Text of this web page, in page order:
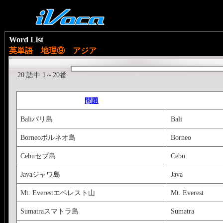
Word List
英単語 地理⑨ アジア
20 語中 1～20番
問題
Baliバリ島 Bali
Borneoボルネオ島 Borneo
Cebuセブ島 Cebu
Javaジャワ島 Java
Mt. Everestエベレスト山 Mt. Everest
Sumatraスマトラ島 Sumatra